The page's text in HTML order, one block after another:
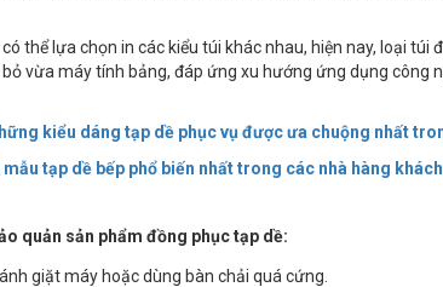
thể lựa chọn in các kiểu túi khác nhau, hiện nay, loại
vừa máy tính bảng, đáp ứng xu hướng ứng dụng công
kiểu dáng tạp dề phục vụ được ưa chuộng nhất
tạp dề bếp phổ biến nhất trong các nhà hàng
quản sản phẩm đồng phục tạp dề:
giặt máy hoặc dùng bàn chải quá cứng.